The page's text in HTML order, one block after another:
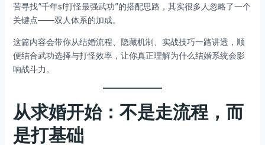
苦寻找“千年sf打怪最强武功”的搭配思路，其实很多人忽略了一个
关键点——双人体系的加成。
这篇内容会带你从结婚流程、隐藏机制、实战技巧一路讲透，顺
便结合武功选择与打怪效率，让你真正理解为什么结婚系统会影
响战斗力。
从求婚开始：不是走流程，而
是打基础